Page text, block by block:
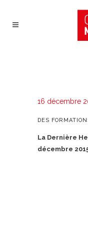
16 décembre
DES
La Dernière
décembre